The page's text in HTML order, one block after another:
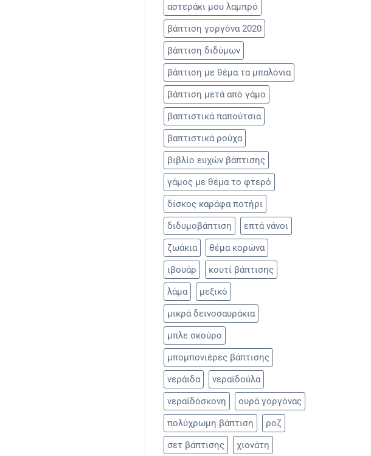
αστεράκι μου λαμπρό
βάπτιση γοργόνα 2020
βάπτιση διδύμων
βάπτιση με θέμα τα μπαλόνια
βάπτιση μετά από γάμο
βαπτιστικά παπούτσια
βαπτιστικά ρούχα
βιβλίο ευχών βάπτισης
γάμος με θέμα το φτερό
δίσκος καράφα ποτήρι
διδυμοβάπτιση
επτά νάνοι
ζωάκια
θέμα κορώνα
ιβουάρ
κουτί βάπτισης
λάμα
μεξικό
μικρά δεινοσαυράκια
μπλε σκούρο
μπομπονιέρες βάπτισης
νεράιδα
νεραϊδούλα
νεραϊδόσκονη
ουρά γοργόνας
πολύχρωμη βάπτιση
ροζ
σετ βάπτισης
χιονάτη